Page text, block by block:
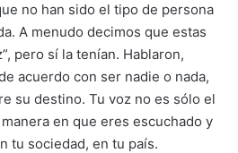
no han sido el tipo de persona
A menudo decimos que estas
pero sí la tenían. Hablaron,
acuerdo con ser nadie o nada,
su destino. Tu voz no es sólo el
en que eres escuchado y
tu sociedad, en tu país.